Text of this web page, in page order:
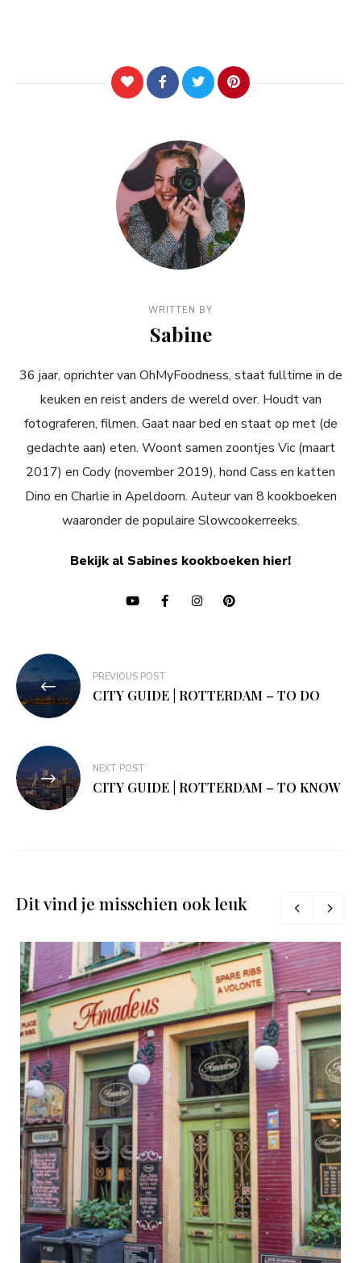
WRITTEN BY
Sabine
36 jaar, oprichter van OhMyFoodness, staat fulltime in de
keuken en reist anders de wereld over. Houdt van
fotograferen, filmen. Gaat naar bed en staat op met (de
gedachte aan) eten. Woont samen zoontjes Vic (maart
2017) en Cody (november 2019), hond Cass en katten
Dino en Charlie in Apeldoorn. Auteur van 8 kookboeken
waaronder de populaire Slowcookerreeks.
Bekijk al Sabines kookboeken hier!
Bericht
navigatie
PREVIOUS POST
CITY GUIDE | ROTTERDAM – TO DO
NEXT POST
CITY GUIDE | ROTTERDAM – TO KNOW
Dit vind je misschien ook leuk